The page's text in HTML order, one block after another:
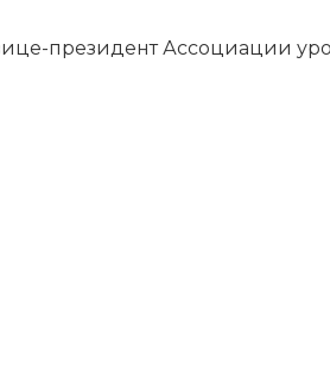
президент Ассоциации